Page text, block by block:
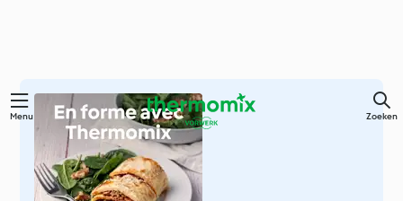
Overslaan
hoofdinhoud
Menu Zoeken